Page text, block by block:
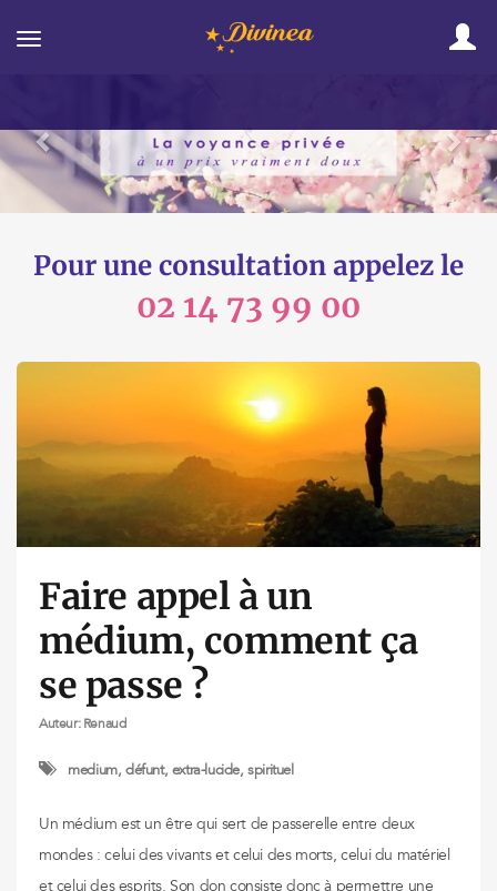
Toggle
Pour une consultation appelez le
02 14 73 99 00
Faire appel à un
médium, comment ça
se passe ?
Auteur: Renaud
medium, défunt, extra-lucide, spirituel
Un médium est un être qui sert de passerelle entre deux
mondes : celui des vivants et celui des morts, celui du matériel
et celui des esprits. Son don consiste donc à permettre une